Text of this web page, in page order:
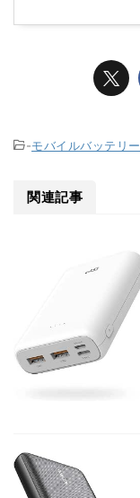
-モバイルバッテリー
関連記事